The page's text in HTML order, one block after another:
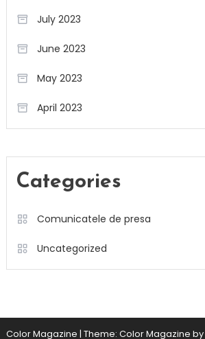
July 2023
June 2023
May 2023
April 2023
Categories
Comunicatele de presa
Uncategorized
Color Magazine | Theme: Color Magazine by